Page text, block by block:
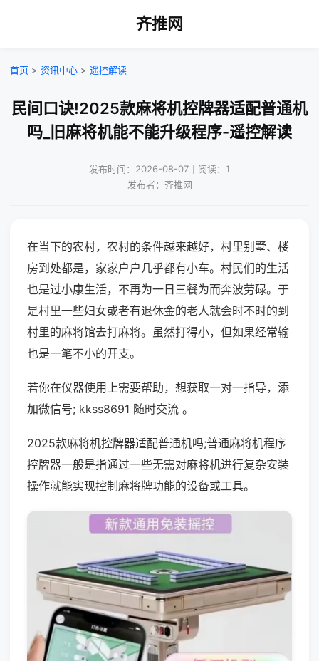
齐推网
首页 > 资讯中心 > 遥控解读
民间口诀!2025款麻将机控牌器适配普通机
吗_旧麻将机能不能升级程序-遥控解读
发布时间：2026-08-07｜阅读：1
发布者：齐推网
在当下的农村，农村的条件越来越好，村里别墅、楼
房到处都是，家家户户几乎都有小车。村民们的生活
也是过小康生活，不再为一日三餐为而奔波劳碌。于
是村里一些妇女或者有退休金的老人就会时不时的到
村里的麻将馆去打麻将。虽然打得小，但如果经常输
也是一笔不小的开支。
若你在仪器使用上需要帮助，想获取一对一指导，添
加微信号; kkss8691 随时交流 。
2025款麻将机控牌器适配普通机吗;普通麻将机程序
控牌器一般是指通过一些无需对麻将机进行复杂安装
操作就能实现控制麻将牌功能的设备或工具。